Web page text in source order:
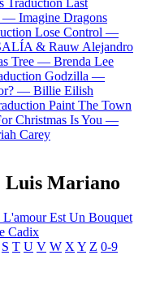
— Imagine Dragons
Lose Control —
& Rauw Alejandro
Tree — Brenda Lee
Godzilla —
— Billie Eilish
Paint The Town
Christmas Is You —
Carey
Luis Mariano
L'amour Est Un Bouquet
Cadix
S T U V W X Y Z 0-9